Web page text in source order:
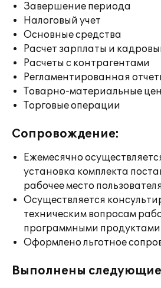
Завершение периода
Налоговый учет
Основные средства
Расчет зарплаты и
Расчеты с контрагентами
Регламентированная
Товарно-материальные
Торговые операции
Сопровождение:
Ежемесячно
установка комплекта
рабочее место пользователя
Осуществляется
техническим вопросам
программными
Оформлено льготное
Выполнены